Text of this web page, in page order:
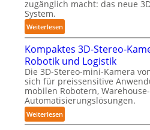
f
p
u
n
k
t
f
ü
r
p
a
t
i
i
e
r
u
n
g
s
zugänglich macht: das neue
System.
Weiterlesen:
3
D
-
H
a
n
d
l
Kompaktes 3D-Stereo-
Robotik und Logistik
Die 3D-Stereo-mini-Kamera
sich für preissensitive
mobilen Robotern,
Automatisierungslösungen.
Weiterlesen:
K